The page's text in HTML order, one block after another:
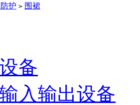
护 > 围裙
备
入输出设备